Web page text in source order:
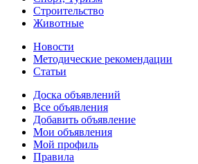
Строительство
Животные
Новости
Методические рекомендации
Статьи
Доска объявлений
Все объявления
Добавить объявление
Мои объявления
Мой профиль
Правила